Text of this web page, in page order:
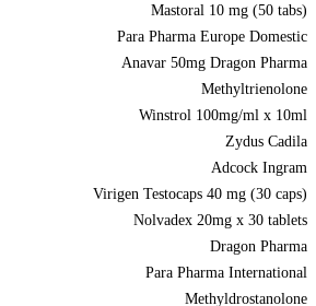
Mastoral 10 mg (50 tabs)
Para Pharma Europe Domestic
Anavar 50mg Dragon Pharma
Methyltrienolone
Winstrol 100mg/ml x 10ml
Zydus Cadila
Adcock Ingram
Virigen Testocaps 40 mg (30 caps)
Nolvadex 20mg x 30 tablets
Dragon Pharma
Para Pharma International
Methyldrostanolone